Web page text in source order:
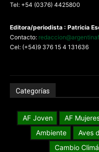
Tel: +54 (0376) 4425800
Editora/periodista : Patricia
Contacto:
Cel: (+54)9 376 15 4 131636
Categorías
AF Joven AF
Ambiente
Aves
Cambio